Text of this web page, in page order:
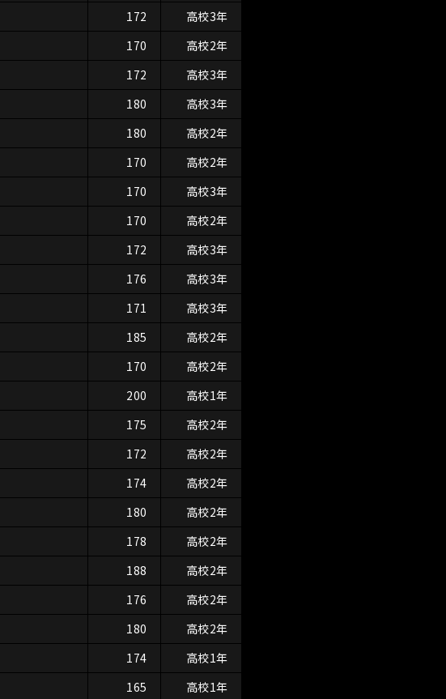
172
高校3年
170
高校2年
172
高校3年
180
高校3年
180
高校2年
170
高校2年
170
高校3年
170
高校2年
172
高校3年
176
高校3年
171
高校3年
185
高校2年
170
高校2年
200
高校1年
175
高校2年
172
高校2年
174
高校2年
180
高校2年
178
高校2年
188
高校2年
176
高校2年
180
高校2年
174
高校1年
165
高校1年